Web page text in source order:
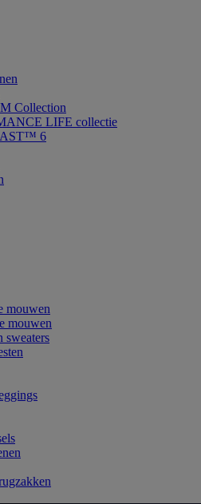
Collection
LIFE collectie
6
mouwen
mouwen
sweaters